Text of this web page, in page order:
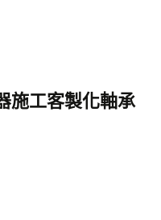
施工客製化軸承